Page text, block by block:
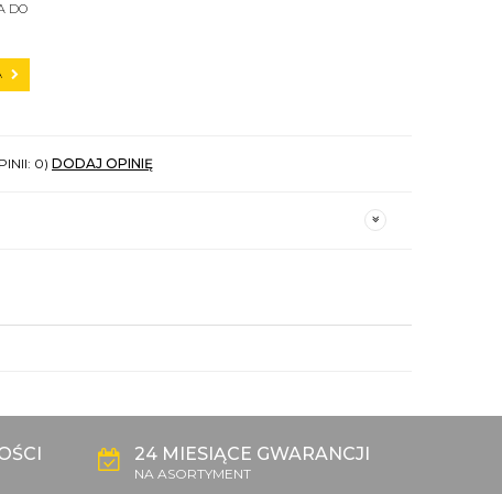
DO
0) DODAJ OPINIĘ
24 MIESIĄCE GWARANCJI
NA ASORTYMENT